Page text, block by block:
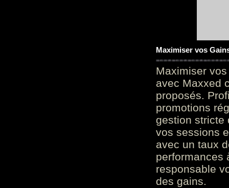
Maximiser vos
Maximiser
avec Maxxed
proposés.
promotions
gestion stricte
vos sessions
avec un taux
performances
responsable
des gains.